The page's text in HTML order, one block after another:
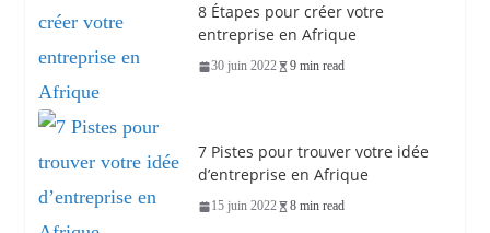
8 Étapes pour créer votre
entreprise en Afrique
30 juin 2022 9 min read
7 Pistes pour trouver votre idée
d’entreprise en Afrique
15 juin 2022 8 min read